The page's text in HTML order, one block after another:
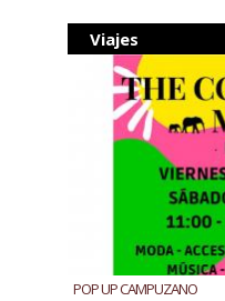
Viajes
POP UP CAMPUZANO